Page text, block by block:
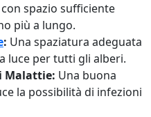
spazio sufficiente
più a lungo.
: Una spaziatura adeguata
luce per tutti gli alberi.
Malattie: Una buona
la possibilità di infezioni